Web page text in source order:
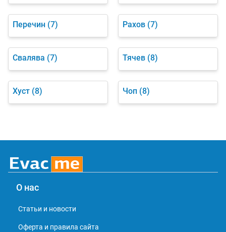
Перечин (7) Рахов (7)
Свалява (7) Тячев (8)
Хуст (8) Чоп (8)
О нас
Статьи и новости
Оферта и правила сайта